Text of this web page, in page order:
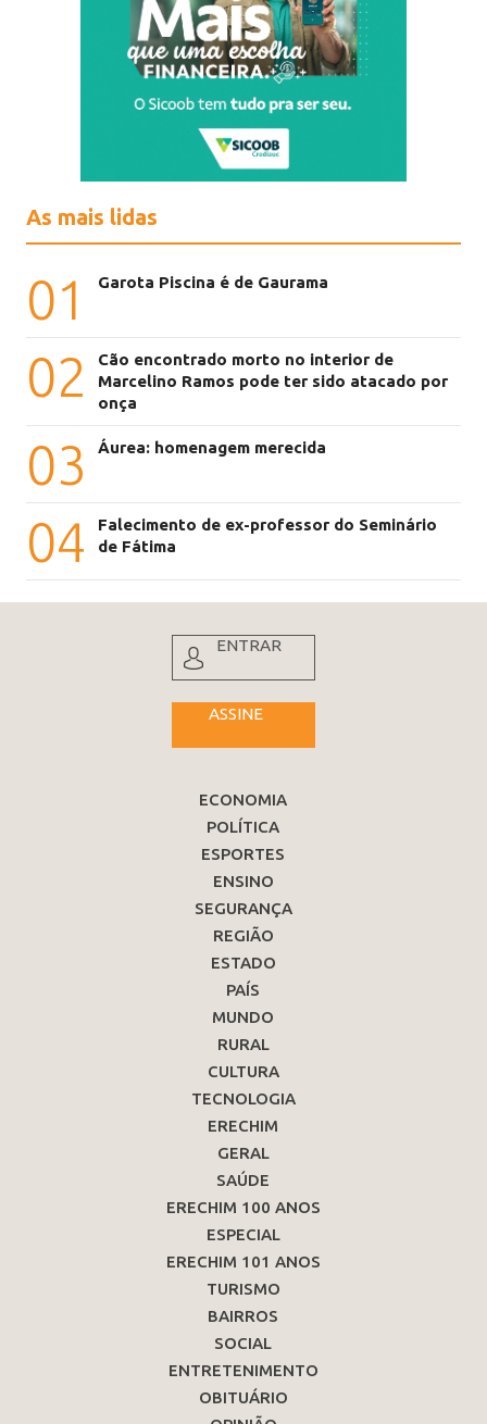
As mais lidas
01 Garota Piscina é de Gaurama
02
Cão encontrado morto no interior de
Marcelino Ramos pode ter sido atacado por
onça
03 Áurea: homenagem merecida
04
Falecimento de ex-professor do Seminário
de Fátima
ENTRAR
ASSINE
ECONOMIA
POLÍTICA
ESPORTES
ENSINO
SEGURANÇA
REGIÃO
ESTADO
PAÍS
MUNDO
RURAL
CULTURA
TECNOLOGIA
ERECHIM
GERAL
SAÚDE
ERECHIM 100 ANOS
ESPECIAL
ERECHIM 101 ANOS
TURISMO
BAIRROS
SOCIAL
ENTRETENIMENTO
OBITUÁRIO